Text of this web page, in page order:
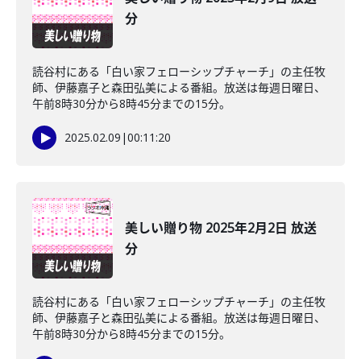
分
読谷村にある「白い家フェローシップチャーチ」の主任牧
師、伊藤嘉子と森田弘美による番組。放送は毎週日曜日、
午前8時30分から8時45分までの15分。
2025.02.09 |00:11:20
美しい贈り物 2025年2月2日 放送
分
読谷村にある「白い家フェローシップチャーチ」の主任牧
師、伊藤嘉子と森田弘美による番組。放送は毎週日曜日、
午前8時30分から8時45分までの15分。